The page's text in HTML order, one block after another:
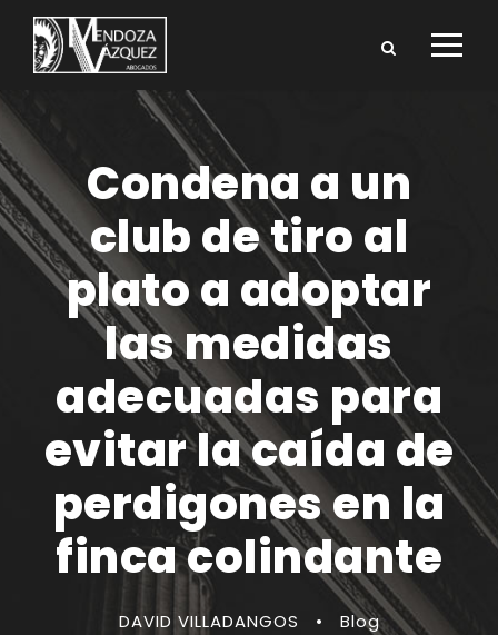
Condena a un
club de tiro al
plato a adoptar
las medidas
adecuadas para
evitar la caída de
perdigones en la
finca colindante
DAVID VILLADANGOS •
Blog